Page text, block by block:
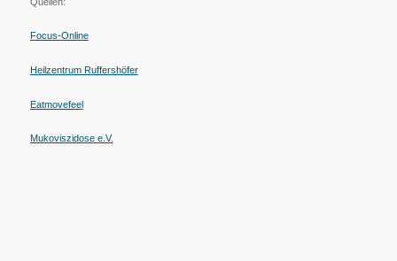
Focus-Online
Heilzentrum Ruffershöfer
Eatmovefeel
Mukoviszidose e.V.